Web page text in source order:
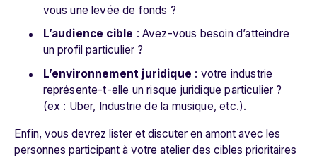
vous une levée de fonds ?
L’audience cible : Avez-vous besoin d’atteindre
un profil particulier ?
L’environnement juridique : votre industrie
représente-t-elle un risque juridique particulier ?
(ex : Uber, Industrie de la musique, etc.).
Enfin, vous devrez lister et discuter en amont avec les
personnes participant à votre atelier des cibles prioritaires